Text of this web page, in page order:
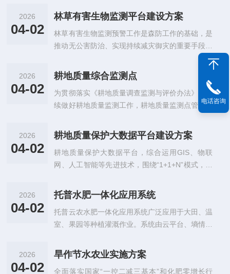
灾御灾的重要手段和有效措施。托普云农林业有害
生物···
2026
04-02
林草有害生物监测平台建设方案
林草有害生物监测预警工作是森防工作的基础，是
推动无公害防治、实现持续减灾御灾的重要手段和
有效措施。托普云农林草有害生物监测平台是一个
跨电脑、移动端的在线综合平台。以建设一个数据
中心···
2026
04-02
耕地质量综合监测点
为贯彻落实《耕地质量调查监测与评价办法》，持
续做好耕地质量监测工作，耕地质量监测点管理平
基础数据，补充缺失资料信息，不断完善农业生产
基础···
2026
04-02
耕地质量保护大数据平台建设方案
耕地质量保护大数据平台，综合运用GIS、物联
网、人工智能等先进技术，围绕“1+1+N”模式，搭
设一个耕地质量保护大数据中心，汇聚土、水、肥
三大耕···
2026
04-02
托普水肥一体化应用系统
托普云农水肥一体化应用系统广泛应用于大田、温
室、果园等种植灌溉作业。系统由云平台、墒情数
控制器、电磁阀、田间管路组成，通过集成系统，
帮助···
2026
04-02
旱作节水农业实施方案
全面落实国家“一控二减三基本”和化肥零增长行
电话咨询